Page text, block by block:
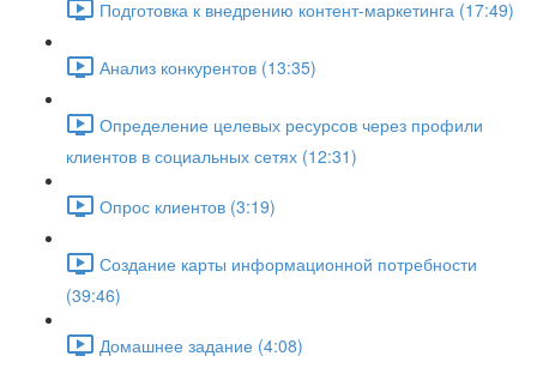
Подготовка к внедрению контент-маркетинга (17:49)
Анализ конкурентов (13:35)
Определение целевых ресурсов через профили
клиентов в социальных сетях (12:31)
Опрос клиентов (3:19)
Создание карты информационной потребности
(39:46)
Домашнее задание (4:08)